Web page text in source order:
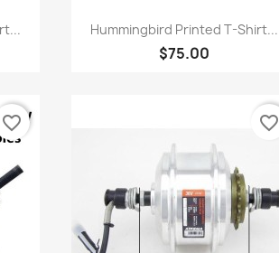
快速查看
Hummingbird Printed T-Shirt...
$75.00
favorite_border favorite_border